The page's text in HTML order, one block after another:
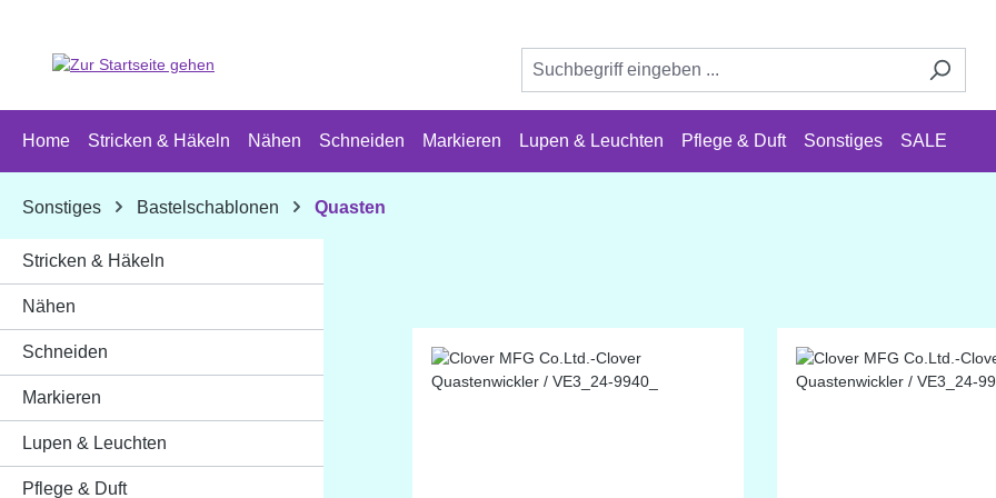
Home Stricken & Häkeln Nähen Schneiden Markieren Lupen & Leuchten Pflege & Duft Sonstiges SALE
Sonstiges Bastelschablonen Quasten
Stricken & Häkeln
Nähen
Schneiden
Markieren
Lupen & Leuchten
Pflege & Duft